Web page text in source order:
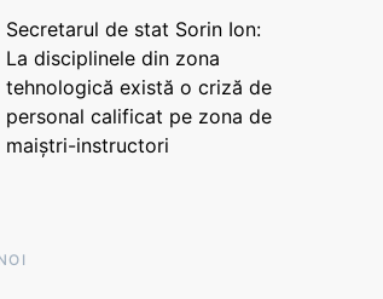
Secretarul de stat Sorin Ion:
La disciplinele din zona
tehnologică există o criză de
personal calificat pe zona de
maiștri-instructori